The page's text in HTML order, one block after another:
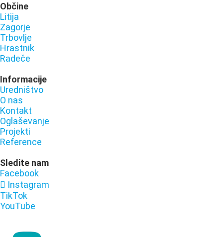
Občine
Litija
Zagorje
Trbovlje
Hrastnik
Radeče
Informacije
Uredništvo
O nas
Kontakt
Oglaševanje
Projekti
Reference
Sledite nam
Facebook
Instagram
TikTok
YouTube